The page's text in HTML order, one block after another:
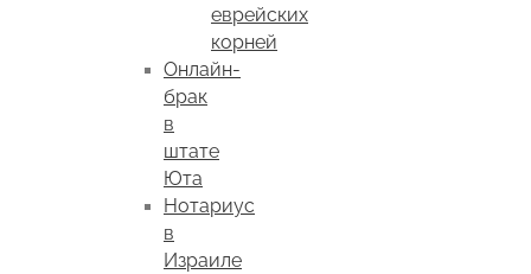
еврейских
корней
Онлайн-
брак
в
штате
Юта
Нотариус
в
Израиле